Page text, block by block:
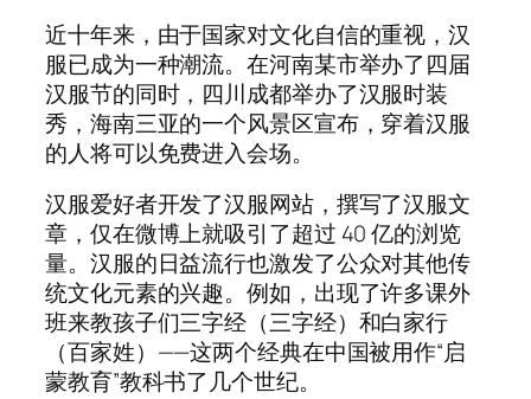
近十年来，由于国家对文化自信的重视，汉
服已成为一种潮流。在河南某市举办了四届
汉服节的同时，四川成都举办了汉服时装
秀，海南三亚的一个风景区宣布，穿着汉服
的人将可以免费进入会场。
汉服爱好者开发了汉服网站，撰写了汉服文
章，仅在微博上就吸引了超过 40 亿的浏览
量。汉服的日益流行也激发了公众对其他传
统文化元素的兴趣。例如，出现了许多课外
班来教孩子们三字经（三字经）和白家行
（百家姓）——这两个经典在中国被用作“启
蒙教育”教科书了几个世纪。